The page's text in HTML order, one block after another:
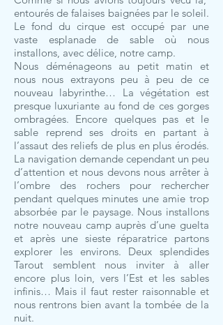
entourés de falaises baignées par le soleil.
Le fond du cirque est occupé par une
vaste esplanade de sable où nous
installons, avec délice, notre camp.
Nous déménageons au petit matin et
nous nous extrayons peu à peu de ce
nouveau labyrinthe… La végétation est
presque luxuriante au fond de ces gorges
ombragées. Encore quelques pas et le
sable reprend ses droits en partant à
l’assaut des reliefs de plus en plus érodés.
La navigation demande cependant un peu
d’attention et nous devons nous arrêter à
l’ombre des rochers pour rechercher
pendant quelques minutes une amie trop
absorbée par le paysage. Nous installons
notre nouveau camp auprès d’une guelta
et après une sieste réparatrice partons
explorer les environs. Deux splendides
Tarout semblent nous inviter à aller
encore plus loin, vers l’Est et les sables
infinis… Mais il faut rester raisonnable et
nous rentrons bien avant la tombée de la
nuit.